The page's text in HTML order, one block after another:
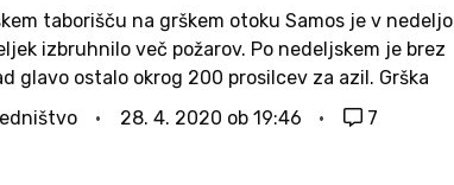
taborišču na grškem otoku Samos je v nedeljo
izbruhnilo več požarov. Po nedeljskem je brez
glavo ostalo okrog 200 prosilcev za azil. Grška
da gre za upor migrantov, ki ne želijo
28. 4. 2020 ob 19:46 7